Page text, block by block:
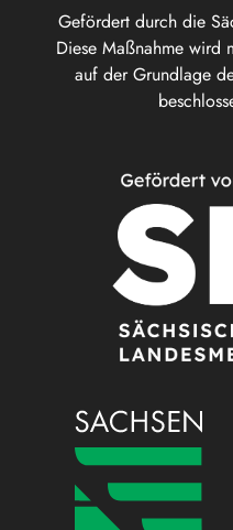
Gefördert durch die
Diese Maßnahme wird
auf der Grundlage